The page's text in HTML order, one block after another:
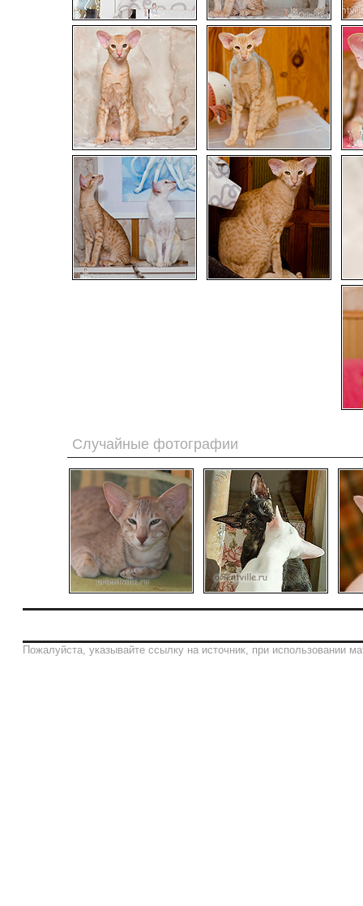
Случайные фотографии
Пожалуйста, указывайте ссылку на источник, при использовании